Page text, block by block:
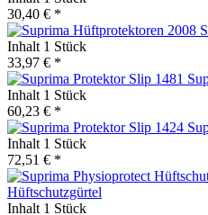
30,40 € *
Inhalt 1 Stück
33,97 € *
Inhalt 1 Stück
60,23 € *
Inhalt 1 Stück
72,51 € *
Hüftschutzgürtel
Inhalt 1 Stück